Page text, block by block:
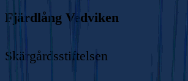
Fjärdlång Vedviken
Skärgårdsstiftelsen